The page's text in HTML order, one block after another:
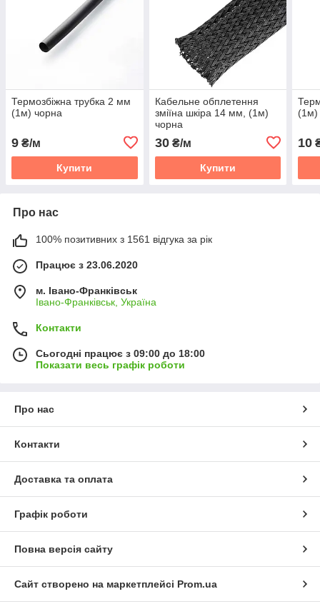
Термозбіжна трубка 2 мм
(1м) чорна
9 ₴/м
Купити
Кабельне обплетення
зміїна шкіра 14 мм, (1м)
чорна
30₴/м
Купити
(1м)
10
Про нас
100% позитивних з 1561 відгука за рік
Працює з 23.06.2020
м. Івано-Франківськ
Івано-Франківськ, Україна
Контакти
Сьогодні працює з 09:00 до 18:00
Показати весь графік роботи
Про нас
Контакти
Доставка та оплата
Графік роботи
Повна версія сайту
Сайт створено на маркетплейсі Prom.ua